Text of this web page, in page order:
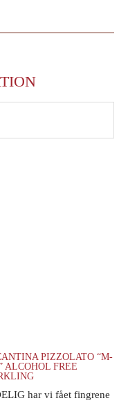
PIZZOLATO “M-
ALCOHOL FREE
har vi fået fingrene